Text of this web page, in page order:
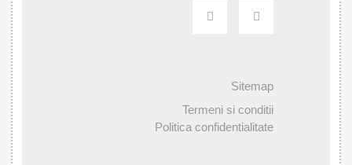
Sitemap
Termeni si conditii
Politica confidentialitate